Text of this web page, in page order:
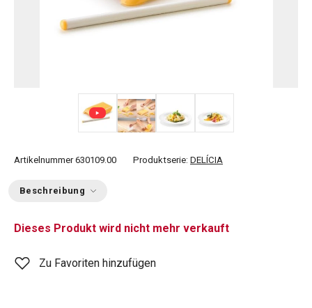
Artikelnummer 630109.00 Produktserie: DELÍCIA
Beschreibung
Dieses Produkt wird nicht mehr verkauft
Zu Favoriten hinzufügen